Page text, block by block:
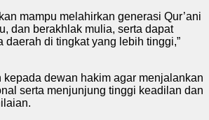
mampu melahirkan generasi Qur’ani
dan berakhlak mulia, serta dapat
daerah di tingkat yang lebih tinggi,”
kepada dewan hakim agar menjalankan
serta menjunjung tinggi keadilan dan